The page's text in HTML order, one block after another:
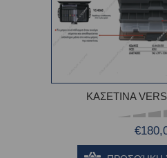
ΚΑΣΕΤΙΝΑ